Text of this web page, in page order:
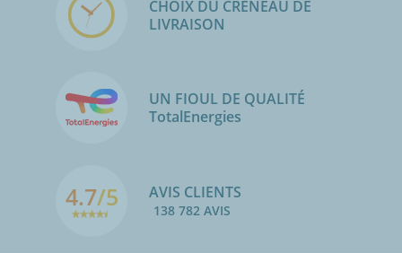
CHOIX DU CRÉNEAU DE
LIVRAISON
UN FIOUL DE QUALITÉ
TotalEnergies
4.7/5 AVIS CLIENTS
138 782 AVIS